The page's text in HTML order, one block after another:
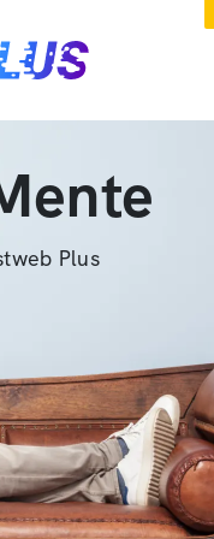
Plus